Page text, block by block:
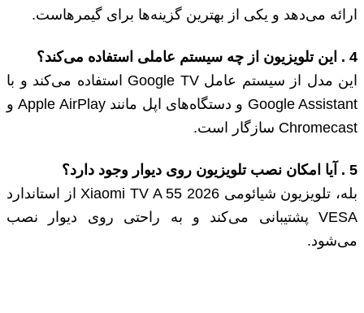
ارائه می‌دهد و یکی از بهترین گزینه‌ها برای گیمرهاست.
4
. این تلویزیون از چه سیستم عاملی استفاده می‌کند؟
این مدل از سیستم عامل Google TV استفاده می‌کند و با
Google Assistant و دستگاه‌های اپل مانند Apple AirPlay و
Chromecast سازگار است.
5
. آیا امکان نصب تلویزیون روی دیوار وجود دارد؟
بله، تلویزیون شیائومی Xiaomi TV A 55 2026 از استاندارد
VESA پشتیبانی می‌کند و به راحتی روی دیوار نصب
می‌شود.